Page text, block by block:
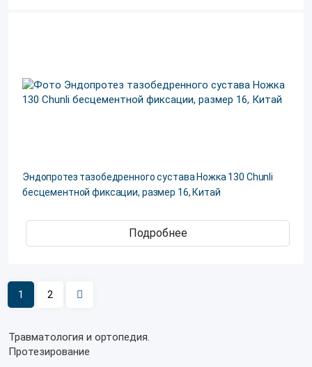
Эндопротез тазобедренного сустава Ножка 130 Chunli
бесцементной фиксации, размер 16, Китай
Подробнее
1 2
Травматология и ортопедия.
Протезирование